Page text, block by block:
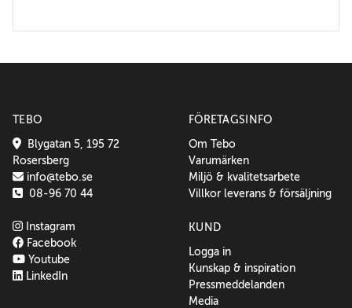
TEBO
Blygatan 5, 195 72
Rosersberg
info@tebo.se
08-96 70 44
Instagram
Facebook
Youtube
LinkedIn
FÖRETAGSINFO
Om Tebo
Varumärken
Miljö & kvalitetsarbete
Villkor leverans & försäljning
KUND
Logga in
Kunskap & inspiration
Pressmeddelanden
Media